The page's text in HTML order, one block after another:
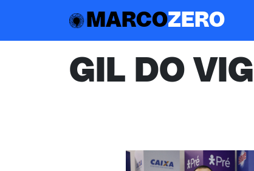
MARCOZERO
GIL DO